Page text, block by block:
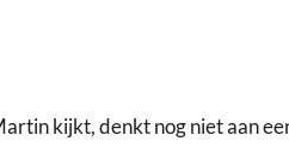
kijkt, denkt nog niet aan